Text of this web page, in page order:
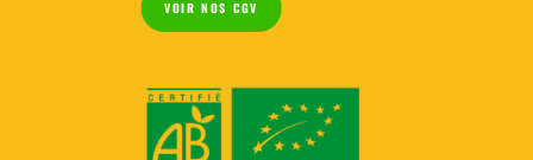
VOIR NOS CGV